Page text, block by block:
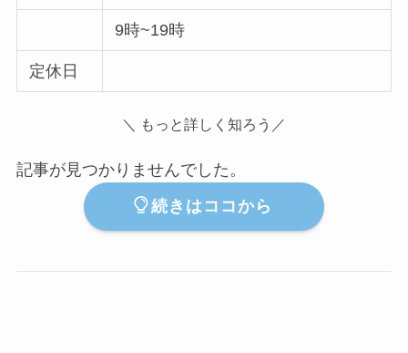
9時~19時
定休日
＼ もっと詳しく知ろう／
記事が見つかりませんでした。
続きはココから